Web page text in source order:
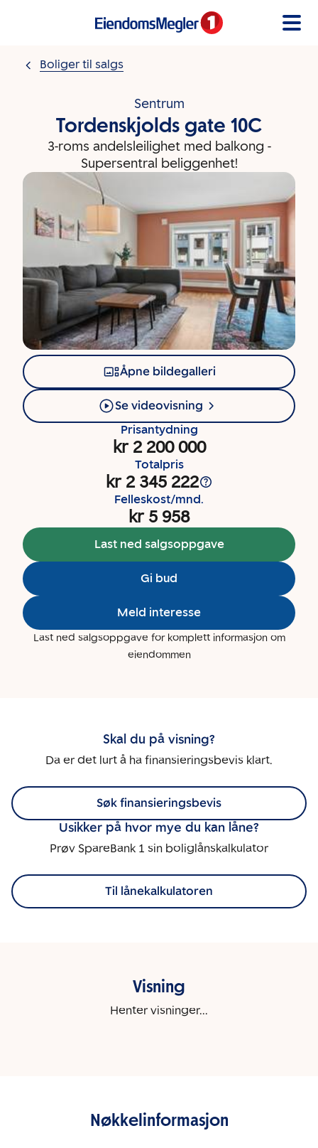
Boliger til salgs
Sentrum
Tordenskjolds gate 10C
3-roms andelsleilighet med balkong -
Supersentral beliggenhet!
Åpne bildegalleri
Se videovisning
Prisantydning
kr 2 200 000
Totalpris
kr 2 345 222
Felleskost/mnd.
kr 5 958
Last ned salgsoppgave
Gi bud
Meld interesse
Last ned salgsoppgave for komplett informasjon om
eiendommen
Skal du på visning?
Da er det lurt å ha finansieringsbevis klart.
Søk finansieringsbevis
Usikker på hvor mye du kan låne?
Prøv SpareBank 1 sin boliglånskalkulator
Til lånekalkulatoren
Visning
Henter visninger...
Nøkkelinformasjon